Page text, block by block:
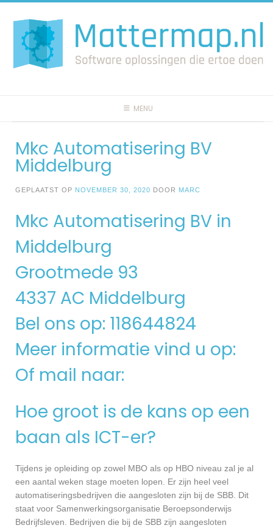
naar
inhoud
MENU
Mkc Automatisering BV
Middelburg
GEPLAATST OP NOVEMBER 30, 2020 DOOR MARC
Mkc Automatisering BV in
Middelburg
Grootmede 93
4337 AC Middelburg
Bel ons op: 118644824
Meer informatie vind u op:
Of mail naar:
Hoe groot is de kans op een
baan als ICT-er?
Tijdens je opleiding op zowel MBO als op HBO niveau zal je al
een aantal weken stage moeten lopen. Er zijn heel veel
automatiseringsbedrijven die aangesloten zijn bij de SBB. Dit
staat voor Samenwerkingsorganisatie Beroepsonderwijs
Bedrijfsleven. Bedrijven die bij de SBB zijn aangesloten